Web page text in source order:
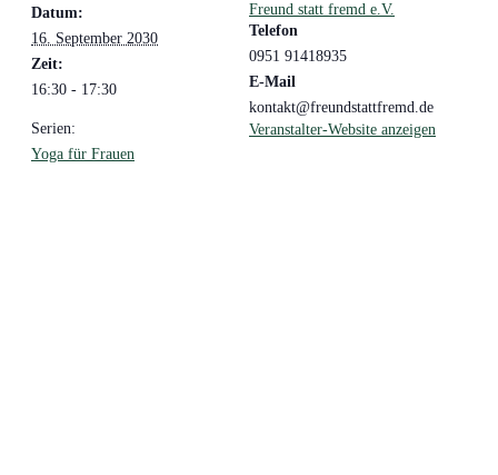
Datum:
16. September 2030
Zeit:
16:30 - 17:30
Serien:
Yoga für Frauen
Freund statt fremd e.V.
Telefon
0951 91418935
E-Mail
kontakt@freundstattfremd.de
Veranstalter-Website anzeigen